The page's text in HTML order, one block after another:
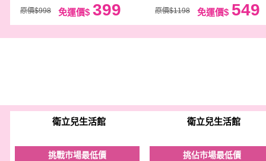
原價$998 免運價$ 399 原價$1198 免運價$ 549
衛立兒生活館
挑戰市場最低價
衛立兒生活館
挑佔市場最低價